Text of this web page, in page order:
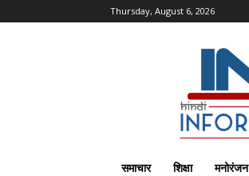
Thursday, August 6, 2026
समाचार शिक्षा मनोरंजन